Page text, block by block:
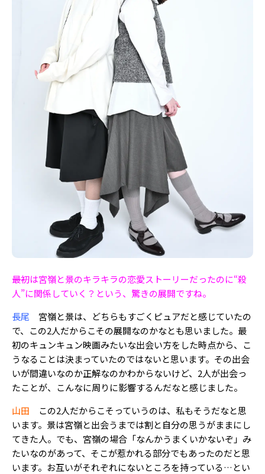
――最初は宮嶺と景のキラキラの恋愛ストーリーだったのに“殺
人”に関係していく？という、驚きの展開ですね。
長尾 宮嶺と景は、どちらもすごくピュアだと感じていたの
で、この2人だからこその展開なのかなとも思いました。最
初のキュンキュン映画みたいな出会い方をした時点から、こ
うなることは決まっていたのではないと思います。その出会
いが間違いなのか正解なのかわからないけど、2人が出会っ
たことが、こんなに周りに影響するんだなと感じました。
山田 この2人だからこそっていうのは、私もそうだなと思
います。景は宮嶺と出会うまでは割と自分の思うがままにし
てきた人。でも、宮嶺の場合「なんかうまくいかないぞ」み
たいなのがあって、そこが惹かれる部分でもあったのだと思
います。お互いがそれぞれにないところを持っている…とい